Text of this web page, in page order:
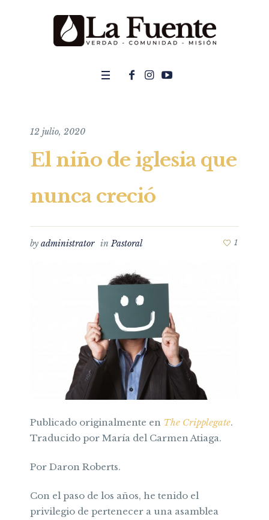
12 julio, 2020
El niño de iglesia que
nunca creció
by administrator inPastoral 1
Publicado originalmente en The Cripplegate.
Traducido por María del Carmen Atiaga.
Por Daron Roberts.
Con el paso de los años, he tenido el
privilegio de pertenecer a una asamblea